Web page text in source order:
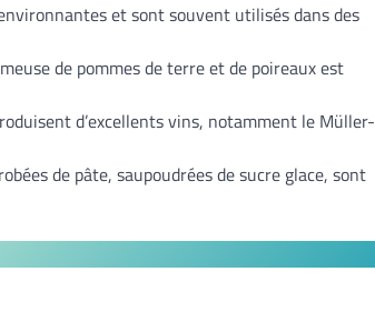
et sont souvent utilisés dans des
de pommes de terre et de poireaux est
d’excellents vins, notamment le Müller-
de pâte, saupoudrées de sucre glace, sont